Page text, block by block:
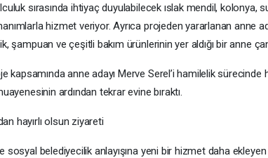
sırasında ihtiyaç duyulabilecek ıslak mendil, kolonya,
hizmet veriyor. Ayrıca projeden yararlanan anne
şampuan ve çeşitli bakım ürünlerinin yer aldığı bir anne
kapsamında anne adayı Merve Serel’i hamilelik
ardından tekrar evine bıraktı.
hayırlı olsun ziyareti
sosyal belediyecilik anlayışına yeni bir hizmet daha